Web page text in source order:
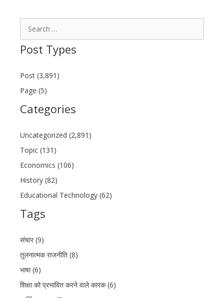
Post Types
Post (3,891)
Page (5)
Categories
Uncategorized (2,891)
Topic (131)
Economics (106)
History (82)
Educational Technology (62)
Tags
संचार (9)
तुलनात्मक राजनीति (8)
भाषा (6)
शिक्षा को प्रभावित करने वाले कारक (6)